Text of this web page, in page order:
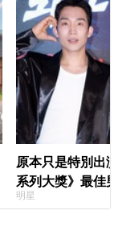
原本只是特別出
系列大獎》最佳
鳥伙房兵》黃錫
明星